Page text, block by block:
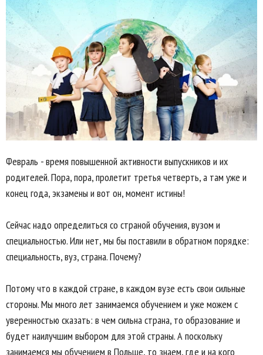
Февраль - время повышенной активности выпускников и их
родителей. Пора, пора, пролетит третья четверть, а там уже и
конец года, экзамены и вот он, момент истины!
Сейчас надо определиться со страной обучения, вузом и
специальностью. Или нет, мы бы поставили в обратном порядке:
специальность, вуз, страна. Почему?
Потому что в каждой стране, в каждом вузе есть свои сильные
стороны. Мы много лет занимаемся обучением и уже можем с
уверенностью сказать: в чем сильна страна, то образование и
будет наилучшим выбором для этой страны. А поскольку
занимаемся мы обучением в Польше, то знаем, где и на кого